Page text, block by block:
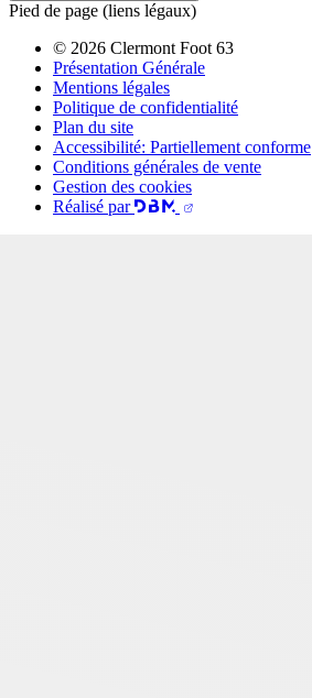
Pied de page (liens légaux)
© 2026 Clermont Foot 63
Présentation Générale
Mentions légales
Politique de confidentialité
Plan du site
Accessibilité: Partiellement conforme
Conditions générales de vente
Gestion des cookies
Réalisé par